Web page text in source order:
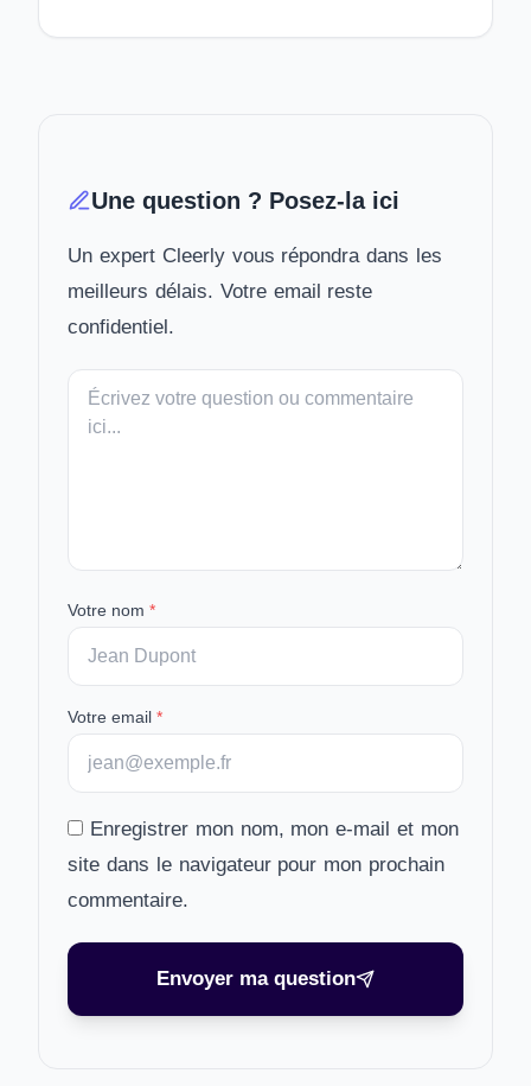
Une question ? Posez-la ici
Un expert Cleerly vous répondra dans les
meilleurs délais. Votre email reste
confidentiel.
Votre
message
Votre nom *
Votre email *
Enregistrer mon nom, mon e-mail et mon
site dans le navigateur pour mon prochain
commentaire.
Envoyer ma question